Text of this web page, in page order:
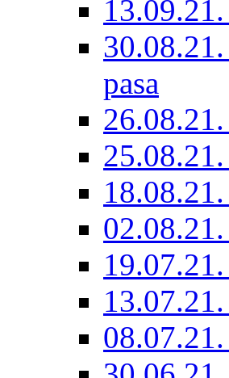
pasa